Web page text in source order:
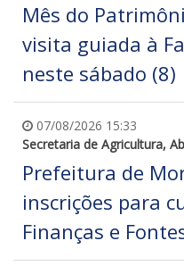
Mês do
visita guiada à
neste sábado (8)
07/08/2026 15:33
Secretaria de Agricultura,
Prefeitura de
inscrições para
Finanças e